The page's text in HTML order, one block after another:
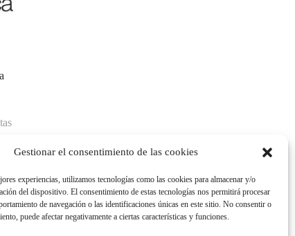
Gestionar el consentimiento de las cookies
experiencias, utilizamos tecnologías como las cookies para almacenar y/o
del dispositivo. El consentimiento de estas tecnologías nos permitirá procesar
de navegación o las identificaciones únicas en este sitio. No consentir o
puede afectar negativamente a ciertas características y funciones.
radio-
Continue Reading